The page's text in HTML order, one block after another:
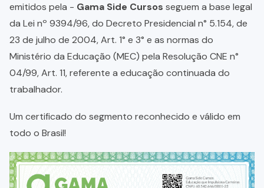
emitidos pela - Gama Side Cursos seguem a base legal
da Lei nº 9394/96, do Decreto Presidencial n° 5.154, de
23 de julho de 2004, Art. 1° e 3° e as normas do
Ministério da Educação (MEC) pela Resolução CNE n°
04/99, Art. 11, referente a educação continuada do
trabalhador.
Um certificado do segmento reconhecido e válido em
todo o Brasil!